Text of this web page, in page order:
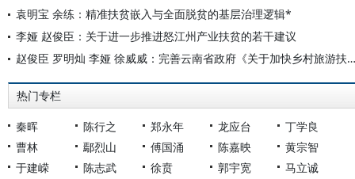
袁明宝 余练：精准扶贫嵌入与全面脱贫的基层治理逻辑*
李娅 赵俊臣：关于进一步推进怒江州产业扶贫的若干建议
赵俊臣 罗明灿 李娅 徐威威：完善云南省政府《关于加快乡村旅游扶贫开发的意见》的几点建议
热门专栏
秦晖 陈行之 郑永年 龙应台
丁学良
曹林
鄢烈山 傅国涌 陈嘉映
黄宗智
于建嵘
陈志武 徐贲 郭宇宽
马立诚